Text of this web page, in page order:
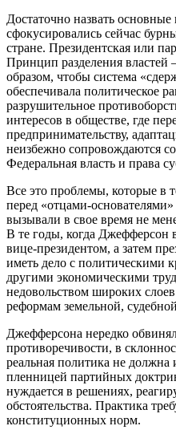
Достаточно назвать
сфокусировались сейчас
стране. Президентская или
Принцип разделения властей
образом, чтобы система
обеспечивала политическое
разрушительное
интересов в обществе, где
предпринимательству,
неизбежно сопровождаются
Федеральная власть и права
Все это проблемы, которые в
перед «отцами-
вызывали в свое время не
В те годы, когда Джефферсон
вице-президентом, а затем
иметь дело с политическими
другими экономическими
недовольством широких
реформам земельной,
Джефферсона нередко
противоречивости, в
реальная политика не должна
пленницей партийных
нуждается в решениях,
обстоятельства. Практика
конституционных норм.